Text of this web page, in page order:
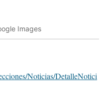
Images
Noticias/DetalleNotici